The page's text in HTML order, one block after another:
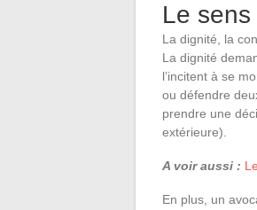
Le
La dignité, la
La dignité
l’incitent à se
ou défendre
prendre une
extérieure).
A voir aussi :
En plus, un